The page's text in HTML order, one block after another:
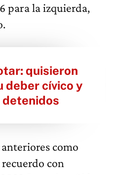
para la izquierda,
quisieron
deber cívico y
anteriores como
con